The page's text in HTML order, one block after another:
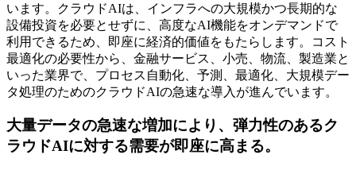
います。クラウドAIは、インフラへの大規模かつ長期的な
設備投資を必要とせずに、高度なAI機能をオンデマンドで
利用できるため、即座に経済的価値をもたらします。コスト
最適化の必要性から、金融サービス、小売、物流、製造業と
いった業界で、プロセス自動化、予測、最適化、大規模デー
タ処理のためのクラウドAIの急速な導入が進んでいます。
大量データの急速な増加により、弾力性のあるク
ラウドAIに対する需要が即座に高まる。